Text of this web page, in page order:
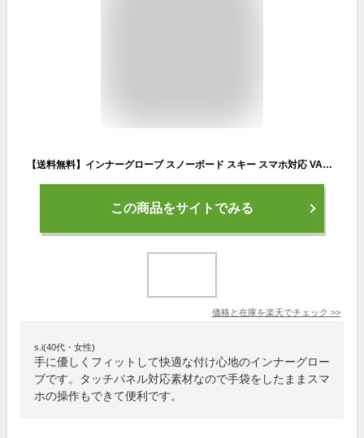
【送料無料】インナーグローブ スノーボード スキー スマホ対応 VAXPOT(バックスポット) インナー グローブ VA-3949【スマートフォン対応 タッチパネル対応 手袋 5本指】【スノーボード ウェア ゴーグル プロテクター ソックス とあわせて】[返品交換不可]
この商品をサイトでみる
価格と在庫を楽天でチェック >>
s.i(40代・女性)
手に優しくフィットして快適な付け心地のインナーグロー
ブです。タッチパネル対応素材なので手袋をしたままスマ
ホの操作もできて便利です。